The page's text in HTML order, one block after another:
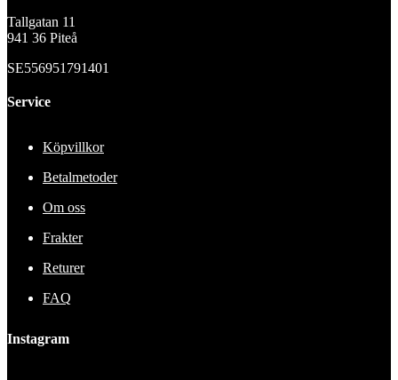
Tallgatan 11
941 36 Piteå
SE556951791401
Service
Köpvillkor
Betalmetoder
Om oss
Frakter
Returer
FAQ
Instagram